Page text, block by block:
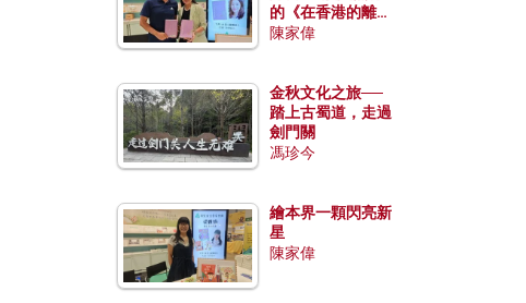
的《在香港的離島
種菜》
陳家偉
金秋文化之旅──
踏上古蜀道，走過
劍門關
馮珍今
繪本界一顆閃亮新
星
陳家偉